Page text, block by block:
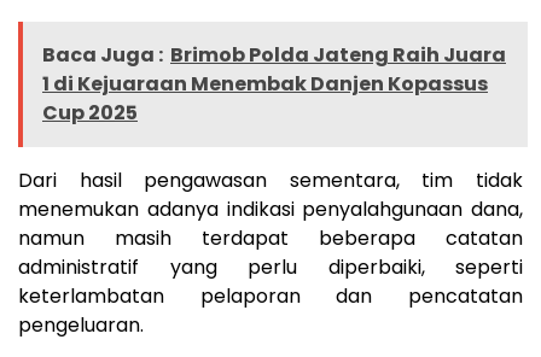
Baca Juga : Brimob Polda Jateng Raih Juara
1 di Kejuaraan Menembak Danjen Kopassus
Cup 2025
Dari hasil pengawasan sementara, tim tidak
menemukan adanya indikasi penyalahgunaan dana,
namun masih terdapat beberapa catatan
administratif yang perlu diperbaiki, seperti
keterlambatan pelaporan dan pencatatan
pengeluaran.